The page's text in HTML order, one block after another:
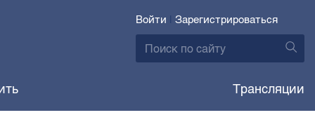
Войти | Зарегистрироваться
Трансляции